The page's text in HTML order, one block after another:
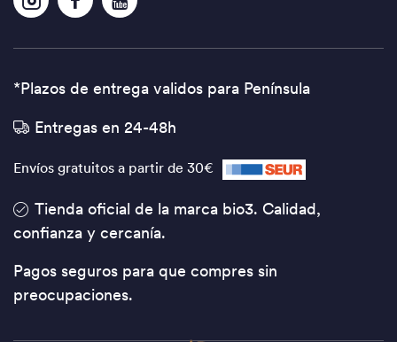
*Plazos de entrega validos para Península
Entregas en 24-48h
Envíos gratuitos a partir de 30€
Tienda oficial de la marca bio3. Calidad,
confianza y cercanía.
Pagos seguros para que compres sin
preocupaciones.